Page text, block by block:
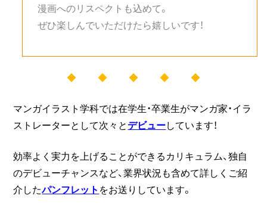
漫画へのリスペクトも込めて。
ぜひ楽しんでいただけたら嬉しいです！
◆ ◆ ◆ ◆ ◆
マンガイラスト学科では在学生・卒業生がマンガ家・イラ
ストレーターとして次々とデビューしています！
効率よく実力を上げることができるカリキュラム、独自
のデビューチャンスなど、業界状況も含めて詳しくご紹
介したパンフレット をお送りしています。